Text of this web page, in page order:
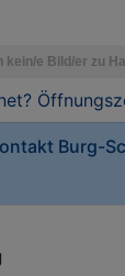
Burg-